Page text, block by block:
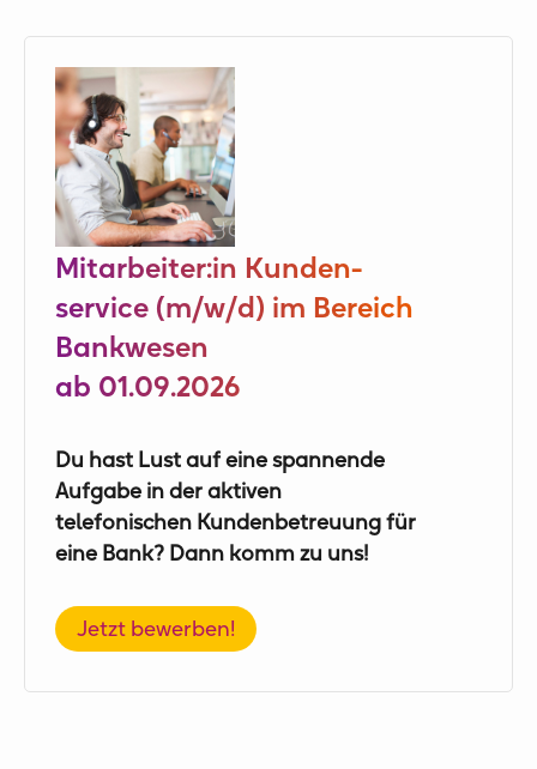
Mitarbeiter:in Kunden­
service (m/w/d) im Bereich
Bankwesen
ab 01.09.2026
Du hast Lust auf eine spannende
Aufgabe in der aktiven
telefonischen Kundenbetreuung für
eine Bank? Dann komm zu uns!
Jetzt bewerben!